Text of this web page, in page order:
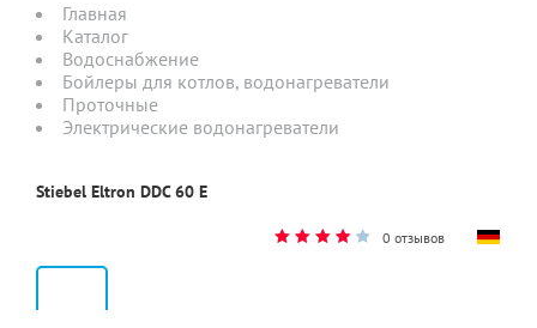
Главная
Каталог
Водоснабжение
Бойлеры для котлов, водонагреватели
Проточные
Электрические водонагреватели
Stiebel Eltron DDC 60 E
0 отзывов